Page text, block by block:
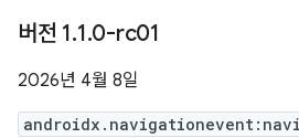
버전 1.1.0-rc01
2026년 4월 8일